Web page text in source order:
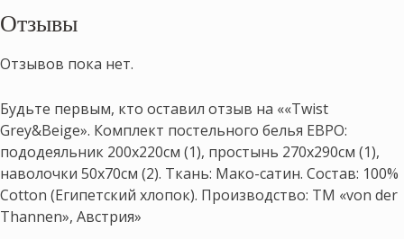
Отзывы
Отзывов пока нет.
Будьте первым, кто оставил отзыв на ««Twist
Grey&Beige». Комплект постельного белья ЕВРО:
пододеяльник 200х220см (1), простынь 270х290см (1),
наволочки 50х70см (2). Ткань: Мако-сатин. Состав: 100%
Cotton (Египетский хлопок). Производство: ТМ «von der
Thannen», Австрия»